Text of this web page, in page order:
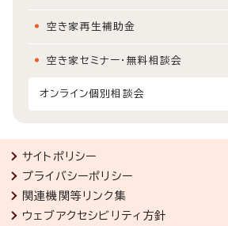
空き家再生補助金
空き家セミナー・無料相談会
オンライン個別相談会
サイトポリシー
プライバシーポリシー
関連機関等リンク集
ウェブアクセシビリティ方針